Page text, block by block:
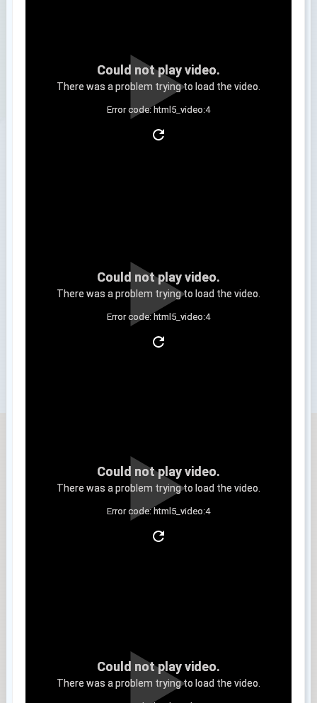
Could not play video.
There was a problem trying to load the video.
Error code: html5_video:4
Could not play video.
There was a problem trying to load the video.
Error code: html5_video:4
Could not play video.
There was a problem trying to load the video.
Error code: html5_video:4
Could not play video.
There was a problem trying to load the video.